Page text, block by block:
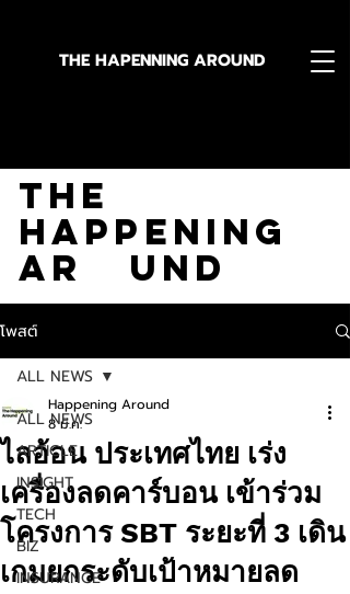
THE HAPENNING AROUND
The
Happening
Ar und
โพสต์
ALL NEWS
ARTICLE
INSIGHT
TECH
BIZ
INSURANCE
ALL NEWS
ไลอ้อน ประเทศไทย เร่ง
เครื่องลดคาร์บอน เข้าร่วม
โครงการ SBT ระยะที่ 3 เดิน
เกมยกระดับเป้าหมายลด
Happening Around
8 มี.ค.